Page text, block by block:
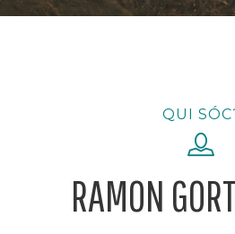
LA CONSULTA
QUI
RAMON